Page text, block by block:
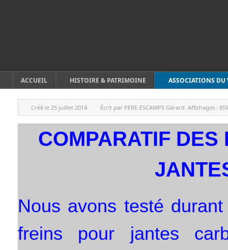
ACCUEIL HISTOIRE & PATRIMOINE ASSOCIATIONS DU
Créé le 25 juillet 2014 Écrit par PERE-ESCAMPS Gérard Affichages :
COMPARATIF DES
Nous avons testé
freins pour jantes